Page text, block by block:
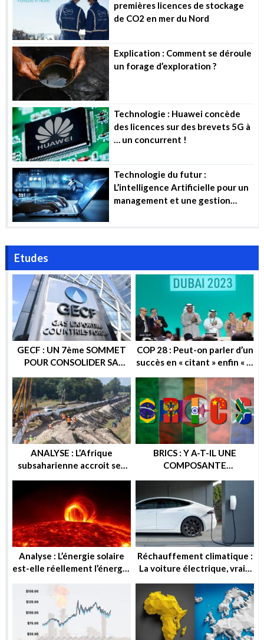
premières licences de stockage
de CO2 en mer du Nord
Explication : Comment se déroule
un forage d’exploration ?
Technologie : Huawei concède
des licences sur des brevets 5G à
… un concurrent !
Technologie du futur :
L’intelligence Artificielle pour un
management et une gestion
Etudes
GECF : UN 7ème SOMMET
POUR CONSOLIDER SA
ENERGETIQUE
COP 28 : Peut-on parler d’un
succès en « citant » enfin « la
énergies fossiles » ?
ANALYSE : L’Afrique
subsaharienne accroit ses
européennes contre la
Russie
BRICS : Y A-T-IL UNE
COMPOSANTE
CETTE ALTERNATIVE
ECONOMIQUE ? OU
GEOPOLITIQUE ?
Analyse : L’énergie solaire
est-elle réellement l’énergie
Réchauffement climatique :
La voiture électrique, vraie